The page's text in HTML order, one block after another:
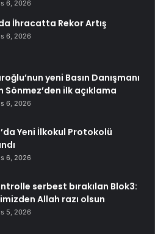
6, 2026
İhracatta Rekor Artış
6, 2026
yeni Basın Danışmanı
Sönmez’den ilk açıklama
6, 2026
Yeni İlkokul Protokolü
6, 2026
serbest bırakılan Blok3:
Allah razı olsun
5, 2026